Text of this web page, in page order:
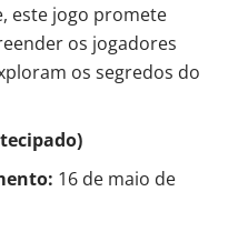
este jogo promete
os jogadores
os segredos do
16 de maio de